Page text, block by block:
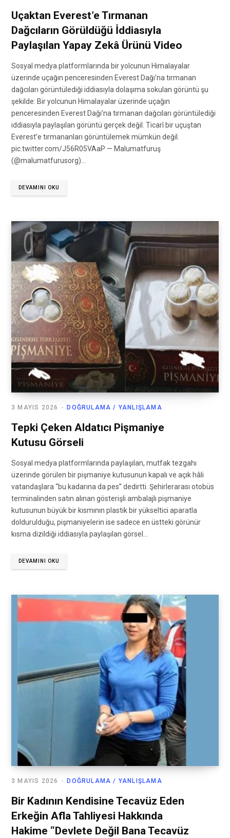
Uçaktan Everest’e Tırmanan
Dağcıların Görüldüğü İddiasıyla
Paylaşılan Yapay Zekâ Ürünü Video
Sosyal medya platformlarında bir yolcunun Himalayalar
üzerinde uçağın penceresinden Everest Dağı’na tırmanan
dağcıları görüntülediği iddiasıyla dolaşıma sokulan görüntü şu
şekilde: Bir yolcunun Himalayalar üzerinde uçağın
penceresinden Everest Dağı’na tırmanan dağcıları görüntülediği
iddiasıyla paylaşılan görüntü gerçek değil. Ticarî bir uçuştan
Everest’e tırmananları görüntülemek mümkün değil.
pic.twitter.com/J56R05VAaP — Malumatfuruş
(@malumatfurusorg)…
DEVAMINI OKU
DOĞRULAMA / YANLIŞLAMA
3 MAYIS 2026
Tepki Çeken Aldatıcı Pişmaniye
Kutusu Görseli
Sosyal medya platformlarında paylaşılan, mutfak tezgahı
üzerinde görülen bir pişmaniye kutusunun kapalı ve açık hâli
vatandaşlara “bu kadarına da pes” dedirtti. Şehirlerarası otobüs
terminalinden satın alınan gösterişli ambalajlı pişmaniye
kutusunun büyük bir kısmının plastik bir yükseltici aparatla
doldurulduğu, pişmaniyelerin ise sadece en üstteki görünür
kısma dizildiği iddiasıyla paylaşılan görsel…
DEVAMINI OKU
DOĞRULAMA / YANLIŞLAMA
3 MAYIS 2026
Bir Kadının Kendisine Tecavüz Eden
Erkeğin Afla Tahliyesi Hakkında
Hakime “Devlete Değil Bana Tecavüz